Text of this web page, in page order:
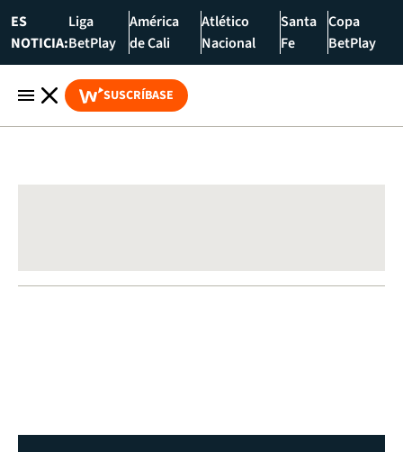
ES
NOTICIA:
Liga
BetPlay
América
de Cali
Atlético
Nacional
Santa
Fe
Copa
BetPlay
SUSCRÍBASE